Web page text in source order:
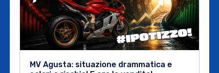
MV Agusta: situazione drammatica e